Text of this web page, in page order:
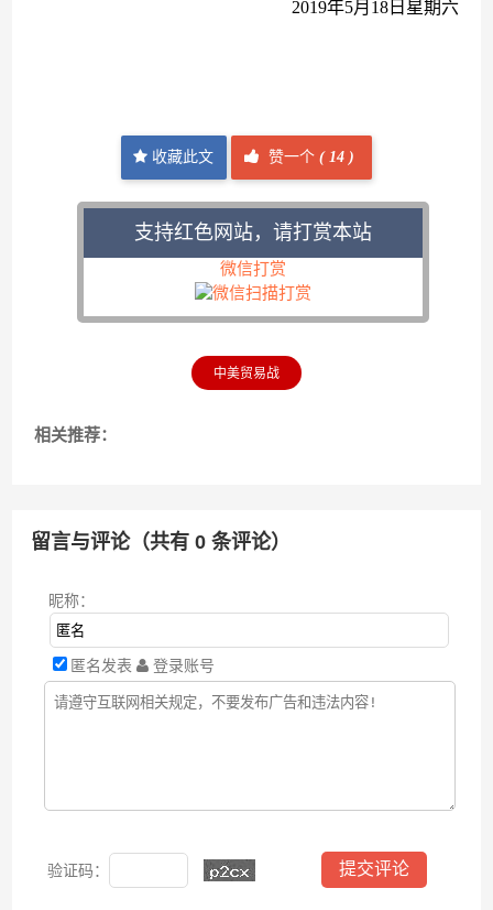
2019年5月18日星期六
收藏此文 赞一个( 14 )
支持红色网站，请打赏本站
微信打赏
中美贸易战
相关推荐：
留言与评论（共有0 条评论）
昵称：
匿名发表 登录账号
验证码：